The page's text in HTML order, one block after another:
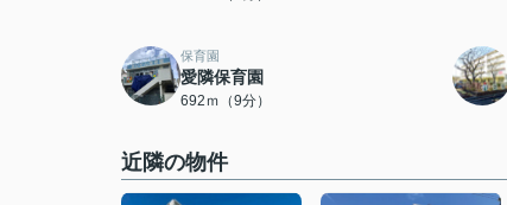
保育園
愛隣保育園
692ｍ（9分）
近隣の物件